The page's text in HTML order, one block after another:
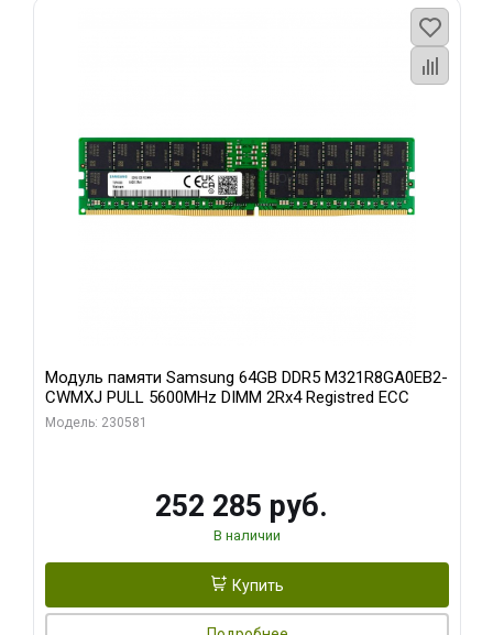
Модуль памяти Samsung 64GB DDR5 M321R8GA0EB2-
CWMXJ PULL 5600MHz DIMM 2Rx4 Registred ECC
Модель: 230581
252 285 руб.
В наличии
Купить